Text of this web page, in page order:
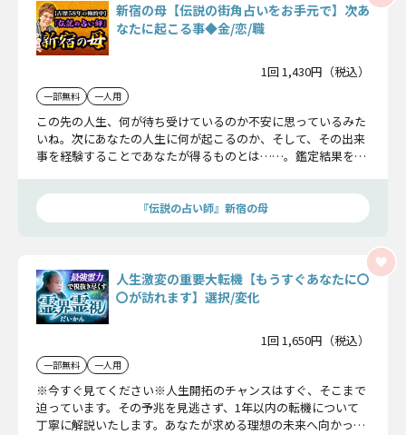
新宿の母【伝説の街角占いをお手元で】次あ
なたに起こる事◆金/恋/職
1回 1,430円（税込）
一部無料 一人用
この先の人生、何が待ち受けているのか不安に思っているみた
いね。次にあなたの人生に何が起こるのか、そして、その出来
事を経験することであなたが得るものとは……。鑑定結果を是
『伝説の占い師』新宿の母
人生激変の重要大転機【もうすぐあなたに〇
〇が訪れます】選択/変化
1回 1,650円（税込）
一部無料 一人用
※今すぐ見てください※人生開拓のチャンスはすぐ、そこまで
迫っています。その予兆を見逃さず、1年以内の転機について
丁寧に解説いたします。あなたが求める理想の未来へ向かっ